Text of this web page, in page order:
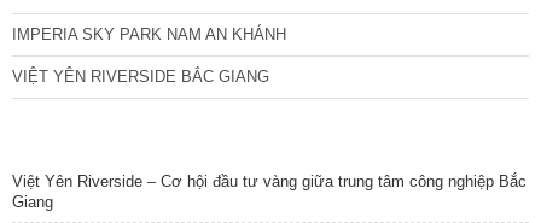
IMPERIA SKY PARK NAM AN KHÁNH
VIỆT YÊN RIVERSIDE BẮC GIANG
Việt Yên Riverside – Cơ hội đầu tư vàng giữa trung tâm công nghiệp Bắc
Giang